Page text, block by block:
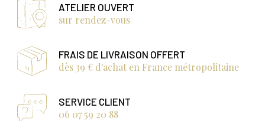
ATELIER OUVERT
sur rendez-vous
FRAIS DE LIVRAISON OFFERT
dès 39 € d'achat en France métropolitaine
SERVICE CLIENT
06 07 59 20 88